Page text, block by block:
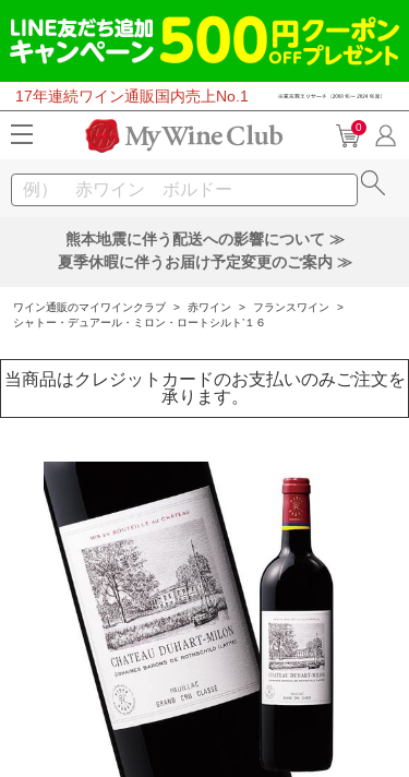
17年連続ワイン通販国内売上No.1
0
熊本地震に伴う配送への影響について ≫
夏季休暇に伴うお届け予定変更のご案内 ≫
ワイン通販のマイワインクラブ > 赤ワイン > フランスワイン
>
シャトー・デュアール・ミロン・ロートシルト’１６
当商品はクレジットカードのお支払いのみご注文を
承ります。